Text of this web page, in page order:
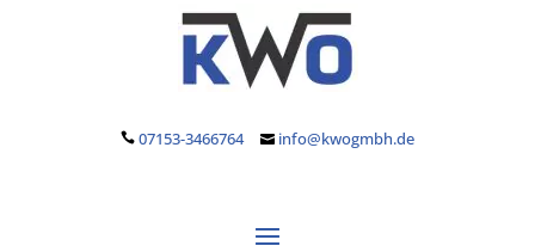
07153-3466764 info@kwogmbh.de